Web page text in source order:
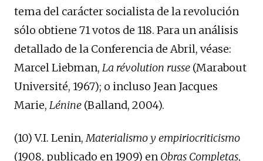
tema del carácter socialista de la revolución
sólo obtiene 71 votos de 118. Para un análisis
detallado de la Conferencia de Abril, véase:
Marcel Liebman, La révolution russe (Marabout
Université, 1967); o incluso Jean Jacques
Marie, Lénine (Balland, 2004).
(10) V.I. Lenin, Materialismo y empiriocriticismo
(1908, publicado en 1909) en Obras Completas,